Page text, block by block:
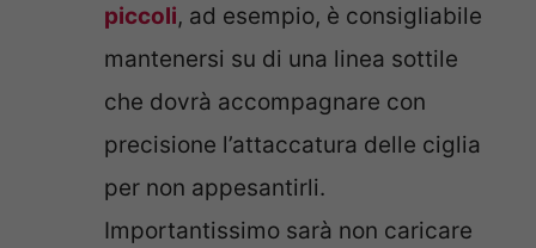
piccoli, ad esempio, è consigliabile
mantenersi su di una linea sottile
che dovrà accompagnare con
precisione l’attaccatura delle ciglia
per non appesantirli.
Importantissimo sarà non caricare